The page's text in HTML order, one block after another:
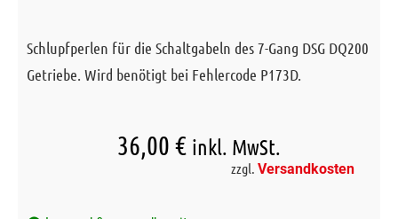
Schlupfperlen für die Schaltgabeln des 7-Gang DSG DQ200
Getriebe. Wird benötigt bei Fehlercode P173D.
36,00€ inkl. MwSt.
zzgl. Versandkosten